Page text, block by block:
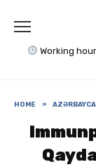
content
Working
HOME »